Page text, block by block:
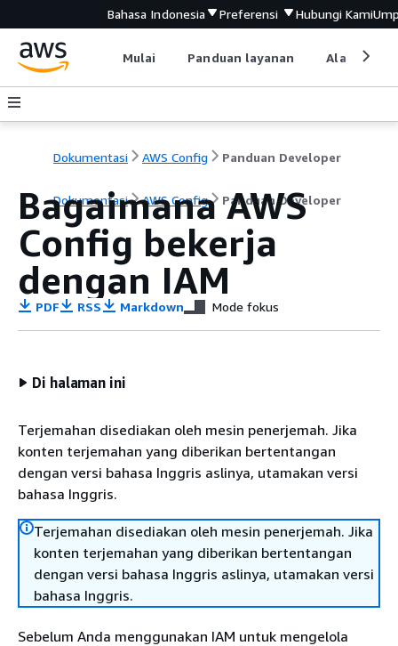
Bahasa Indonesia Preferensi Hubungi Kami
Mulai Panduan layanan Alat
Dokumentasi AWS Config Panduan Developer
Dokumentasi AWS Config Panduan Developer
Bagaimana AWS
Config bekerja
dengan IAM
PDF RSS Markdown Mode fokus
Di halaman ini
Terjemahan disediakan oleh mesin penerjemah. Jika
konten terjemahan yang diberikan bertentangan
dengan versi bahasa Inggris aslinya, utamakan versi
bahasa Inggris.
Terjemahan disediakan oleh mesin penerjemah. Jika
konten terjemahan yang diberikan bertentangan
dengan versi bahasa Inggris aslinya, utamakan versi
bahasa Inggris.
Sebelum Anda menggunakan IAM untuk mengelola